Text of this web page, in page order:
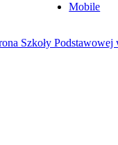
Mobile
Szkoły